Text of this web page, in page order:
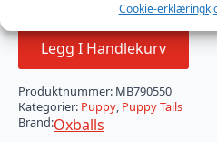
Cookie-erklæring
Legg I Handlekurv
Produktnummer: MB790550
Kategorier: Puppy, Puppy Tails
Brand:Oxballs